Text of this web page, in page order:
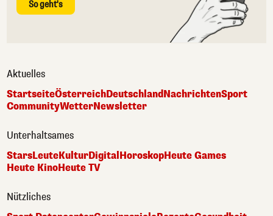
So geht's
Aktuelles
StartseiteÖsterreichDeutschlandNachrichtenSport
CommunityWetterNewsletter
Unterhaltsames
StarsLeuteKulturDigital HoroskopHeute Games
Heute KinoHeute TV
Nützliches